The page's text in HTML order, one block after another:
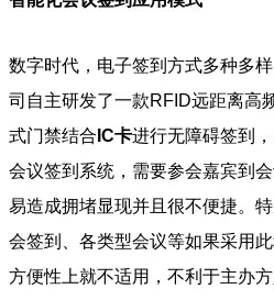
数字时代，电子签到方式多种多
司自主研发了一款RFID远距离高
式门禁结合 IC卡进行无障碍签到
会议签到系统，需要参会嘉宾到
易造成拥堵显现并且很不便捷。
会签到、各类型会议等如果采用
方便性上就不适用，不利于主办